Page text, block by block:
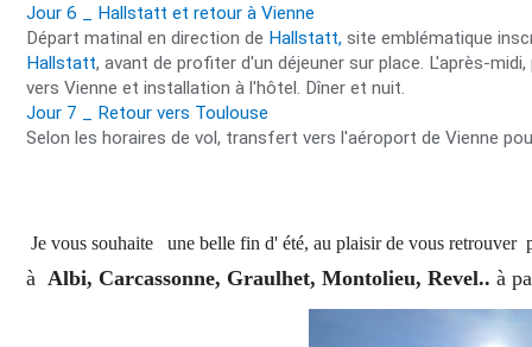
Jour 6 _ Hallstatt et retour à Vienne
Départ matinal en direction de Hallstatt, site emblématique
Hallstatt, avant de profiter d'un déjeuner sur place. L'après-
vers Vienne et installation à l'hôtel. Dîner et nuit.
Jour 7 _ Retour vers Toulouse
Selon les horaires de vol, transfert vers l'aéroport de Vienne
Je vous souhaite une belle fin d' été, au plaisir de vous retrouver
à Albi, Carcassonne, Graulhet, Montolieu, Revel.. à